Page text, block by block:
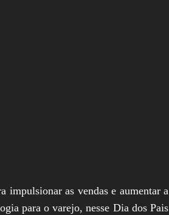
impulsionar as vendas e aumentar a
para o varejo, nesse Dia dos Pais